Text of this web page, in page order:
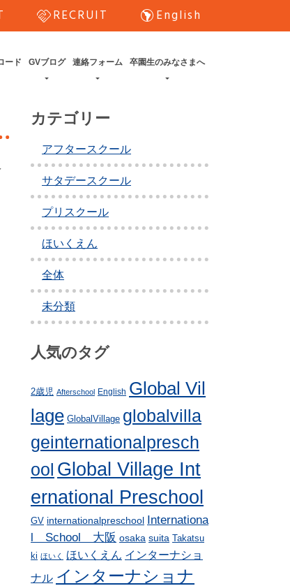
handshakeRECRUIT south_americaEnglish
ード GVブログ 連絡フォーム 卒園生のみなさまへ
カテゴリー
アフタースクール
サタデースクール
プリスクール
ほいくえん
全体
未分類
人気のタグ
2歳児 Afterschool English Global Vil
lage GlobalVillage globalvilla
geinternationalpresch
ool Global Village Int
ernational Preschool
GV internationalpreschool Internationa
l School 大阪 osaka suita Takatsu
ki ほいく ほいくえん インターナショ
ナル インターナショナ